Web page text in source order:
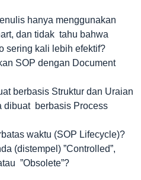
hanya menggunakan
dan tidak tahu bahwa
sering kali lebih efektif?
SOP dengan Document
berbasis Struktur dan Uraian
dibuat berbasis Process
waktu (SOP Lifecycle)?
(distempel) ”Controlled”,
”Obsolete”?